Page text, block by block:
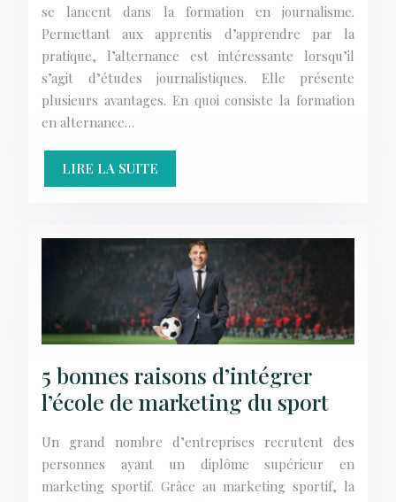
se lancent dans la formation en journalisme.
Permettant aux apprentis d’apprendre par la
pratique, l’alternance est intéressante lorsqu’il
s’agit d’études journalistiques. Elle présente
plusieurs avantages. En quoi consiste la formation
en alternance…
LIRE LA SUITE
5 bonnes raisons d’intégrer
l’école de marketing du sport
Un grand nombre d’entreprises recrutent des
personnes ayant un diplôme supérieur en
marketing sportif. Grâce au marketing sportif, la